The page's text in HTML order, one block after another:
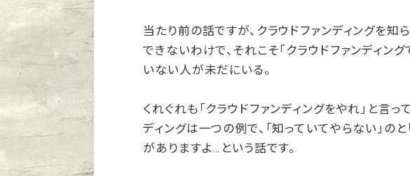
当たり前の話ですが、クラウドファンディングを知
できないわけで、それこそ「クラウドファンディン
いない人が未だにいる。
くれぐれも「クラウドファンディングをやれ」と言
ディングは一つの例で、「知っていてやらない」の
がありますよ…という話です。